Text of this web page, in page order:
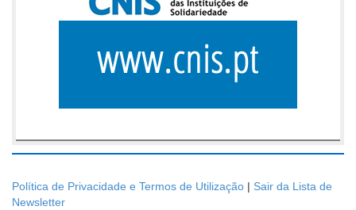
Política de Privacidade e Termos de Utilização | Sair da Lista de
Newsletter